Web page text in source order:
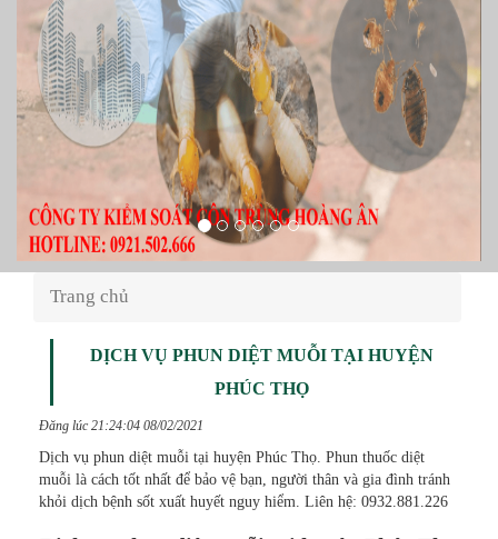
Trang chủ
DỊCH VỤ PHUN DIỆT MUỖI TẠI HUYỆN
PHÚC THỌ
Đăng lúc 21:24:04 08/02/2021
Dịch vụ phun diệt muỗi tại huyện Phúc Thọ. Phun thuốc diệt
muỗi là cách tốt nhất để bảo vệ bạn, người thân và gia đình tránh
khỏi dịch bệnh sốt xuất huyết nguy hiểm. Liên hệ: 0932.881.226